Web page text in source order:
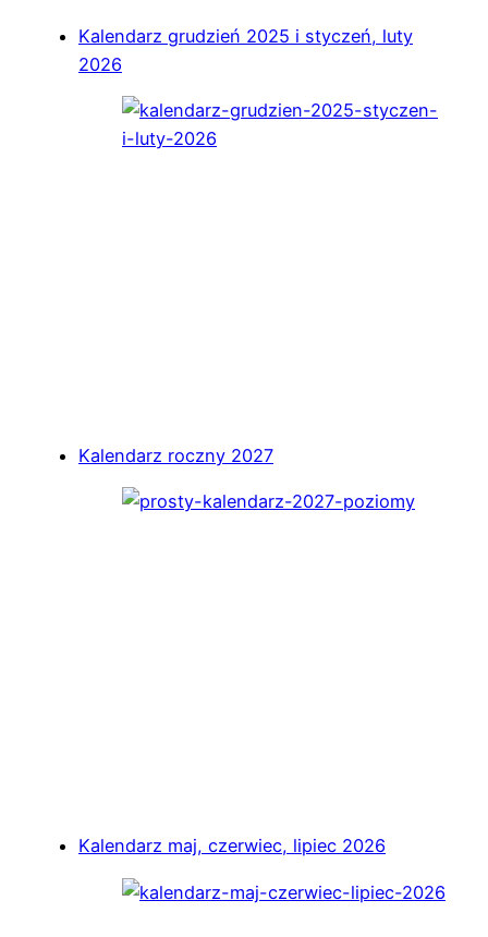
Kalendarz grudzień 2025 i styczeń, luty
2026
Kalendarz roczny 2027
Kalendarz maj, czerwiec, lipiec 2026